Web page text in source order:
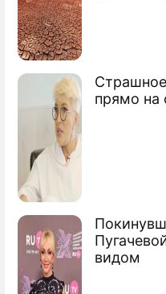
прямо на
видом